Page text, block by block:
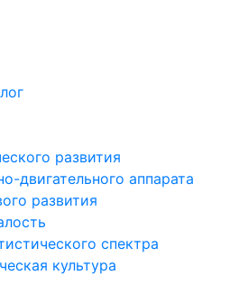
развития
двигательного аппарата
развития
спектра
культура